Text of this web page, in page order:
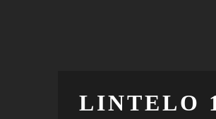
LINTELO